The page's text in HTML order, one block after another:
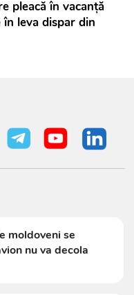
pleacă în vacanță
leva dispar din
moldoveni se
nu va decola